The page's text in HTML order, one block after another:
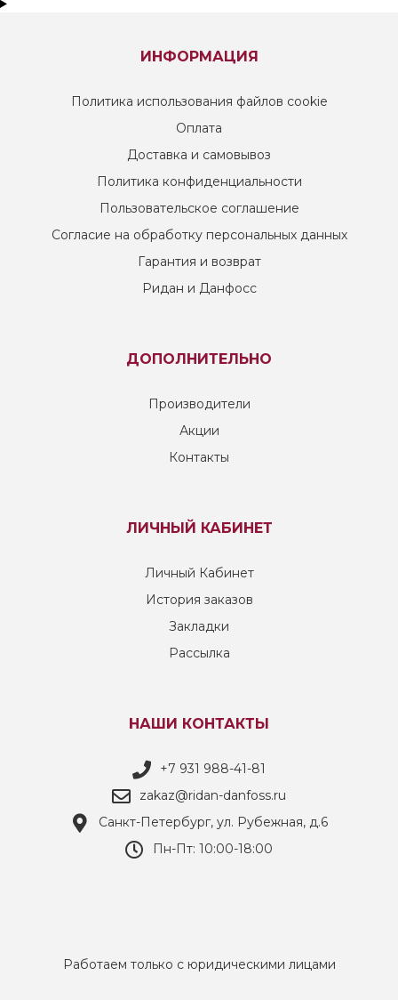
ИНФОРМАЦИЯ
Политика использования файлов cookie
Оплата
Доставка и самовывоз
Политика конфиденциальности
Пользовательское соглашение
Согласие на обработку персональных данных
Гарантия и возврат
Ридан и Данфосс
ДОПОЛНИТЕЛЬНО
Производители
Акции
Контакты
ЛИЧНЫЙ КАБИНЕТ
Личный Кабинет
История заказов
Закладки
Рассылка
НАШИ КОНТАКТЫ
+7 931 988-41-81
zakaz@ridan-danfoss.ru
Санкт-Петербург, ул. Рубежная, д.6
Пн-Пт: 10:00-18:00
Работаем только с юридическими лицами